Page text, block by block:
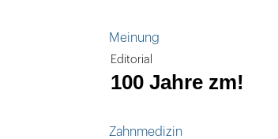
Meinung
Editorial
100 Jahre zm!
Zahnmedizin